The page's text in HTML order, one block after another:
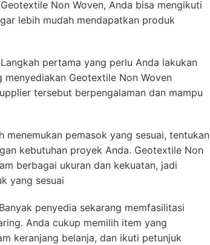
Non Woven, Anda bisa mengikuti
lebih mudah mendapatkan produk
pertama yang perlu Anda lakukan
Geotextile Non Woven
tersebut berpengalaman dan mampu
menemukan pemasok yang sesuai, tentukan
kebutuhan proyek Anda. Geotextile Non
berbagai ukuran dan kekuatan, jadi
yang sesuai
penyedia sekarang memfasilitasi
Anda cukup memilih item yang
keranjang belanja, dan ikuti petunjuk